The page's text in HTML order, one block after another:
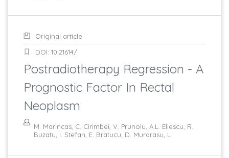
Original article
DOI: 10.21614/
Postradiotherapy Regression - A
Prognostic Factor In Rectal
Neoplasm
M. Marincas, C. Cirimbei, V. Prunoiu, A.L. Eliescu, R.
Buzatu, I. Stefan, E. Bratucu, D. Murarasu, L